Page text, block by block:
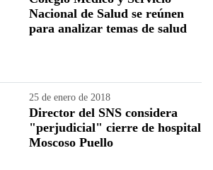
Nacional de Salud se reúnen
para analizar temas de salud
25 de enero de 2018
Director del SNS considera
"perjudicial" cierre de hospital
Moscoso Puello